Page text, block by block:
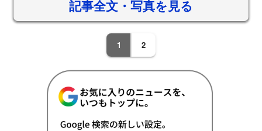
記事全文・写真を見る
1 2